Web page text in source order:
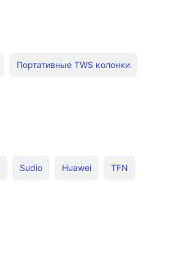
Портативные TWS колонки
Sudio Huawei TFN